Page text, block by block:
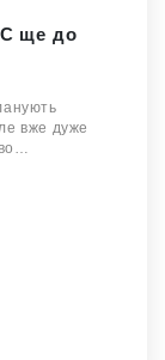
ще до
вже дуже